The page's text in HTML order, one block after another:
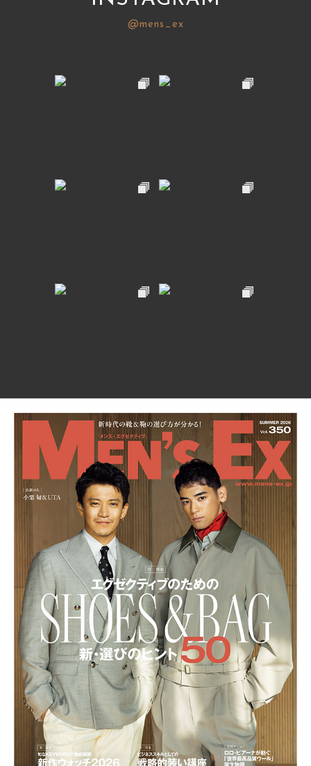
@mens_ex